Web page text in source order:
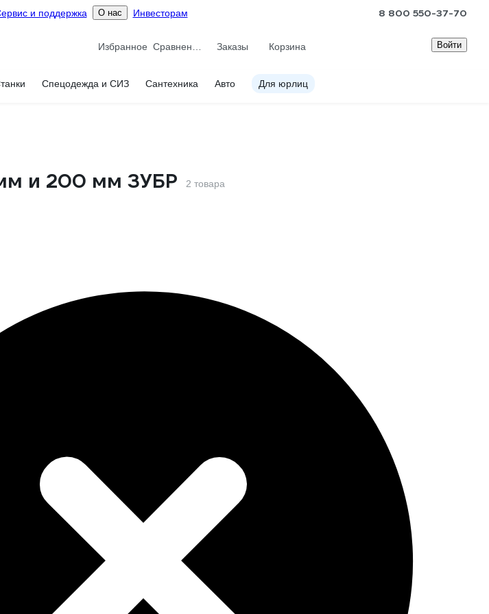
и поддержка О нас Инвесторам 8 800 550-37-70
Избранное
Заказы Корзина Войти
Спецодежда и СИЗ Сантехника Авто Для юрлиц
мм и 200 мм ЗУБР 2 товара